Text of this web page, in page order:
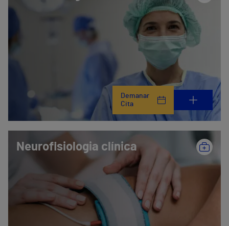
Demanar
Cita
Neurofisiologia clínica